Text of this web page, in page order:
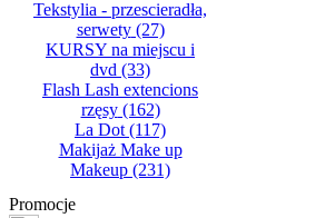
Tekstylia - przescieradła,
serwety(27)
KURSY na miejscu i
dvd (33)
Flash Lash extencions
rzęsy(162)
La Dot (117)
Makijaż Make up
Makeup (231)
Promocje